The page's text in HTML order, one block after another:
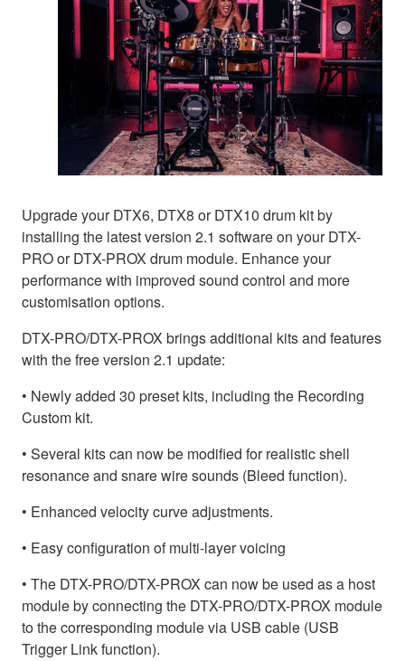
Upgrade your DTX6, DTX8 or DTX10 drum kit by
installing the latest version 2.1 software on your DTX-
PRO or DTX-PROX drum module. Enhance your
performance with improved sound control and more
customisation options.
DTX-PRO/DTX-PROX brings additional kits and features
with the free version 2.1 update:
• Newly added 30 preset kits, including the Recording
Custom kit.
• Several kits can now be modified for realistic shell
resonance and snare wire sounds (Bleed function).
• Enhanced velocity curve adjustments.
• Easy configuration of multi-layer voicing
• The DTX-PRO/DTX-PROX can now be used as a host
module by connecting the DTX-PRO/DTX-PROX module
to the corresponding module via USB cable (USB
Trigger Link function).